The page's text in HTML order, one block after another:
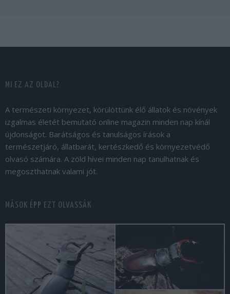
MI EZ AZ OLDAL?
A természeti környezet, körülöttünk élő állatok és növények
izgalmas életét bemutató online magazin minden nap kínál
újdonságot. Barátságos és tanulságos írások a
természetjáró, állatbarát, kertészkedő és környezetvédő
olvasó számára. A zöld hívei minden nap tanulhatnak és
megoszthatnak valami jót.
MÁSOK ÉPP EZT OLVASSÁK